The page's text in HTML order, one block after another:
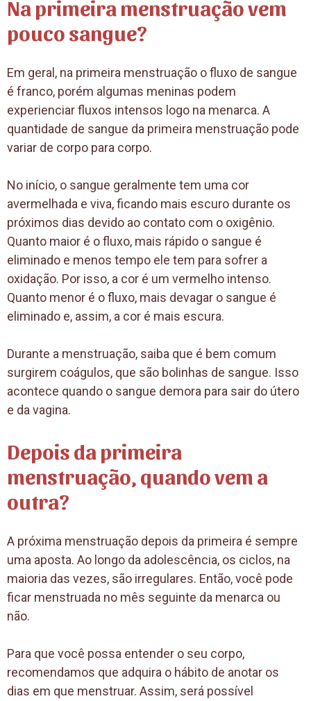
Na primeira menstruação vem
pouco sangue?
Em geral, na primeira menstruação o fluxo de sangue
é franco, porém algumas meninas podem
experienciar fluxos intensos logo na menarca. A
quantidade de sangue da primeira menstruação pode
variar de corpo para corpo.
No início, o sangue geralmente tem uma cor
avermelhada e viva, ficando mais escuro durante os
próximos dias devido ao contato com o oxigênio.
Quanto maior é o fluxo, mais rápido o sangue é
eliminado e menos tempo ele tem para sofrer a
oxidação. Por isso, a cor é um vermelho intenso.
Quanto menor é o fluxo, mais devagar o sangue é
eliminado e, assim, a cor é mais escura.
Durante a menstruação, saiba que é bem comum
surgirem coágulos, que são bolinhas de sangue. Isso
acontece quando o sangue demora para sair do útero
e da vagina.
Depois da primeira
menstruação, quando vem a
outra?
A próxima menstruação depois da primeira é sempre
uma aposta. Ao longo da adolescência, os ciclos, na
maioria das vezes, são irregulares. Então, você pode
ficar menstruada no mês seguinte da menarca ou
não.
Para que você possa entender o seu corpo,
recomendamos que adquira o hábito de anotar os
dias em que menstruar. Assim, será possível